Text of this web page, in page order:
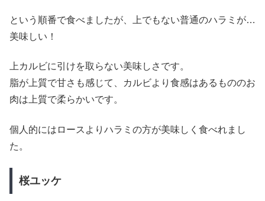
という順番で食べましたが、上でもない普通のハラミが…
美味しい！
上カルビに引けを取らない美味しさです。
脂が上質で甘さも感じて、カルビより食感はあるもののお
肉は上質で柔らかいです。
個人的にはロースよりハラミの方が美味しく食べれまし
た。
桜ユッケ